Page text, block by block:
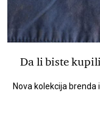
Da li biste
Nova kolekcija